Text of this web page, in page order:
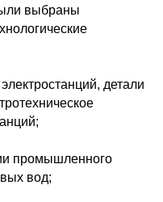
выбраны
детали
промышленного
вод;